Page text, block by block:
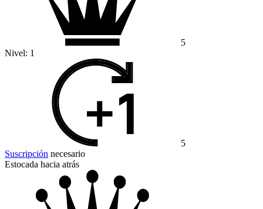
5
Nivel: 1
5
Suscripción necesario
Estocada hacia atrás